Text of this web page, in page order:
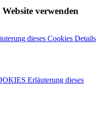
verwenden
dieses Cookies Details
Erläuterung dieses